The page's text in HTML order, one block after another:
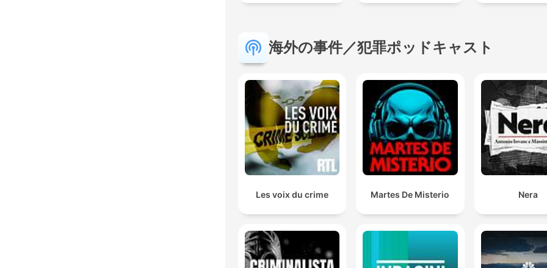
海外の事件／犯罪ポッドキャスト
Les voix du crime Martes De Misterio Nera